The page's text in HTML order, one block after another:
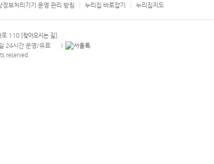
정보처리기기 운영·관리 방침 누리집 바로잡기 누리집지도
로 110 [찾아오시는 길]
24시간 운영/유료 안내팝업 열기
)
reserved